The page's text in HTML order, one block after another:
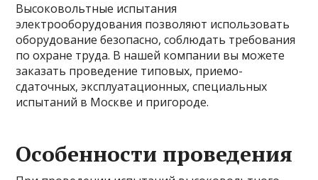
Высоковольтные испытания
электрооборудования позволяют использовать
оборудование безопасно, соблюдать требования
по охране труда. В нашей компании вы можете
заказать проведение типовых, приемо-
сдаточных, эксплуатационных, специальных
испытаний в Москве и пригороде.
Особенности проведения